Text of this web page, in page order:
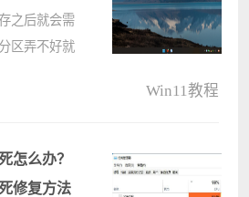
之后就会需
区弄不好就
是分3
Win11教程
怎么办？
修复方法